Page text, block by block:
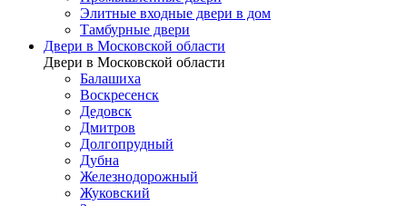
Элитные входные двери в дом
Тамбурные двери
Двери в Московской области
Двери в Московской области
Балашиха
Воскресенск
Дедовск
Дмитров
Долгопрудный
Дубна
Железнодорожный
Жуковский